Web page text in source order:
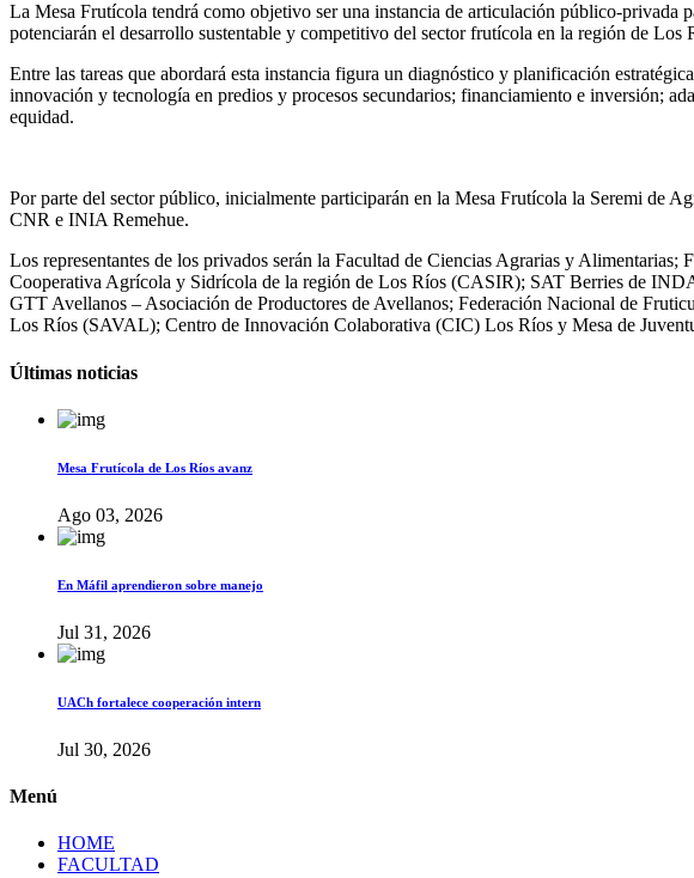
La Mesa Frutícola tendrá como objetivo ser una instancia de articulación público-privada
potenciarán el desarrollo sustentable y competitivo del sector frutícola en la región de Los
Entre las tareas que abordará esta instancia figura un diagnóstico y planificación
innovación y tecnología en predios y procesos secundarios; financiamiento e inversión;
equidad.
Por parte del sector público, inicialmente participarán en la Mesa Frutícola la Seremi
CNR e INIA Remehue.
Los representantes de los privados serán la Facultad de Ciencias Agrarias y
Cooperativa Agrícola y Sidrícola de la región de Los Ríos (CASIR); SAT Berries de
GTT Avellanos – Asociación de Productores de Avellanos; Federación Nacional de
Los Ríos (SAVAL); Centro de Innovación Colaborativa (CIC) Los Ríos y Mesa de
Últimas noticias
Mesa Frutícola de Los Ríos avanz
Ago 03, 2026
En Máfil aprendieron sobre manejo
Jul 31, 2026
UACh fortalece cooperación intern
Jul 30, 2026
Menú
HOME
FACULTAD